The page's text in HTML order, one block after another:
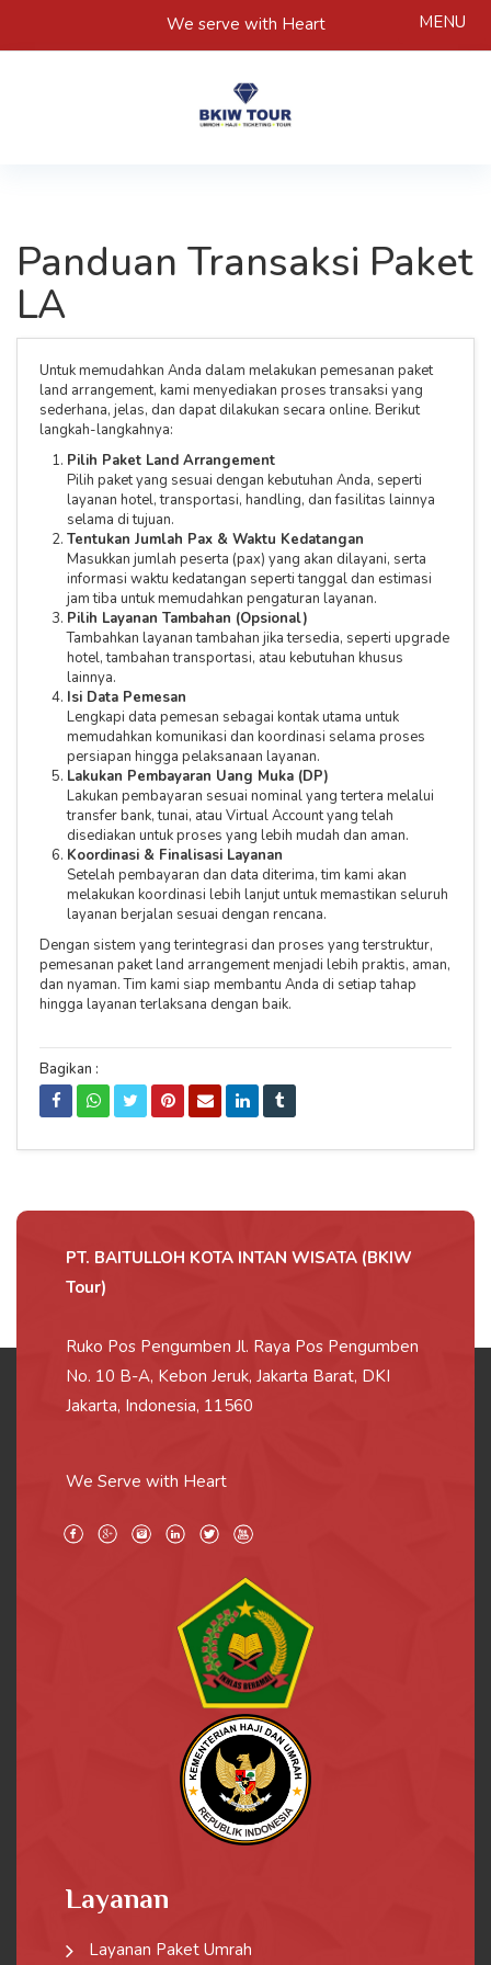
We serve with Heart
Panduan Transaksi Paket
LA
Untuk memudahkan Anda dalam melakukan pemesanan paket
land arrangement, kami menyediakan proses transaksi yang
sederhana, jelas, dan dapat dilakukan secara online. Berikut
langkah-langkahnya:
Pilih Paket Land Arrangement
Pilih paket yang sesuai dengan kebutuhan Anda, seperti
layanan hotel, transportasi, handling, dan fasilitas lainnya
selama di tujuan.
Tentukan Jumlah Pax & Waktu Kedatangan
Masukkan jumlah peserta (pax) yang akan dilayani, serta
informasi waktu kedatangan seperti tanggal dan estimasi
jam tiba untuk memudahkan pengaturan layanan.
Pilih Layanan Tambahan (Opsional)
Tambahkan layanan tambahan jika tersedia, seperti upgrade
hotel, tambahan transportasi, atau kebutuhan khusus
lainnya.
Isi Data Pemesan
Lengkapi data pemesan sebagai kontak utama untuk
memudahkan komunikasi dan koordinasi selama proses
persiapan hingga pelaksanaan layanan.
Lakukan Pembayaran Uang Muka (DP)
Lakukan pembayaran sesuai nominal yang tertera melalui
transfer bank, tunai, atau Virtual Account yang telah
disediakan untuk proses yang lebih mudah dan aman.
Koordinasi & Finalisasi Layanan
Setelah pembayaran dan data diterima, tim kami akan
melakukan koordinasi lebih lanjut untuk memastikan seluruh
layanan berjalan sesuai dengan rencana.
Dengan sistem yang terintegrasi dan proses yang terstruktur,
pemesanan paket land arrangement menjadi lebih praktis, aman,
dan nyaman. Tim kami siap membantu Anda di setiap tahap
hingga layanan terlaksana dengan baik.
Bagikan :
PT. BAITULLOH KOTA INTAN WISATA (BKIW
Tour)
Ruko Pos Pengumben Jl. Raya Pos Pengumben
No. 10 B-A, Kebon Jeruk, Jakarta Barat, DKI
Jakarta, Indonesia, 11560
We Serve with Heart
Layanan
Layanan Paket Umrah
MENU